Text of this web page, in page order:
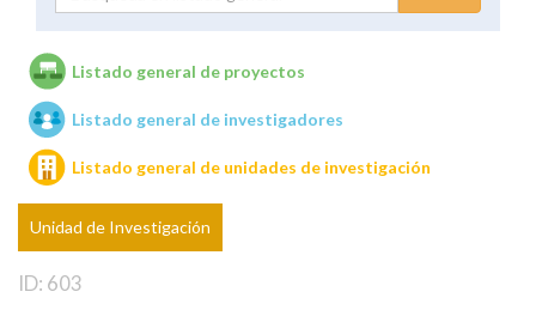
Unidades de investigación
Listado general de proyectos
Listado general de investigadores
Listado general de unidades de investigación
Unidad de Investigación
ID: 603